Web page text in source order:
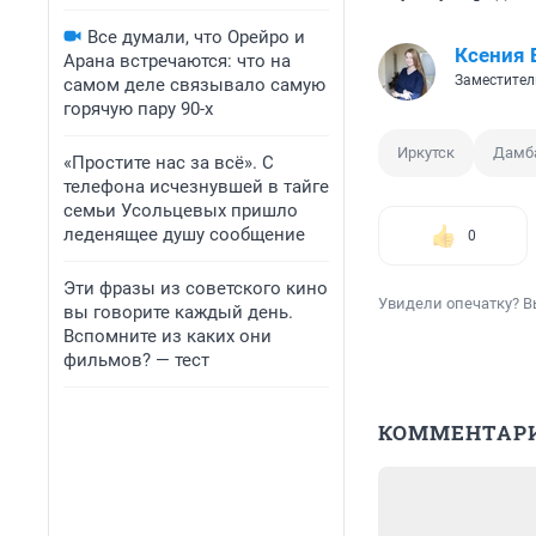
Все думали, что Орейро и
Арана встречаются: что на
самом деле связывало самую
горячую пару 90-х
«Простите нас за всё». С
телефона исчезнувшей в тайге
семьи Усольцевых пришло
леденящее душу сообщение
Эти фразы из советского кино
вы говорите каждый день.
Вспомните из каких они
фильмов? — тест
Ксения
Иркутск
0
Увидели опечатку?